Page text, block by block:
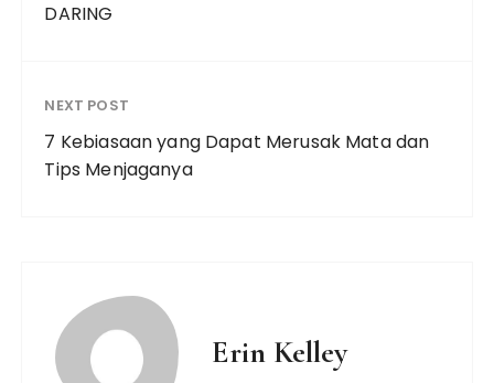
DARING
NEXT POST
7 Kebiasaan yang Dapat Merusak Mata dan
Tips Menjaganya
Erin Kelley